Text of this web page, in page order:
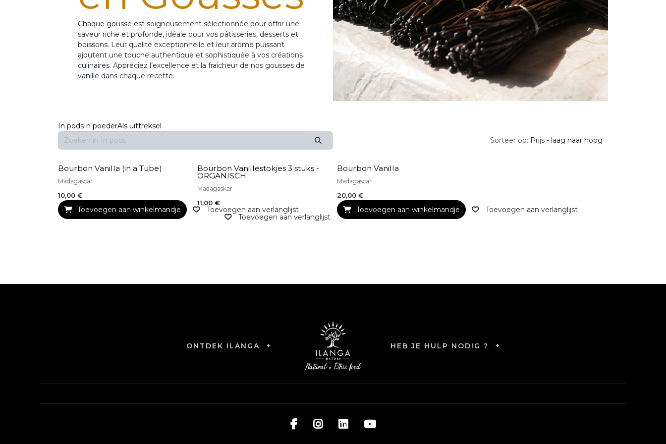
Chaque gousse est soigneusement sélectionnée pour offrir une
saveur riche et profonde, idéale pour vos pâtisseries, desserts et
boissons. Leur qualité exceptionnelle et leur arôme puissant
ajoutent une touche authentique et sophistiquée à vos créations
culinaires. Appréciez l’excellence et la fraîcheur de nos gousses de
vanille dans chaque recette.
In podsIn poederAls uittreksel
Sorteer op: Prijs - laag naar hoog
Bourbon Vanilla (in a Tube)
Madagascar
10,00 €
Toevoegen aan winkelmandje Toevoegen aan verlanglijst
Bourbon Vanillestokjes 3 stuks -
ORGANISCH
Madagaskar
11,00 €
Toevoegen aan verlanglijst
Bourbon Vanilla
Madagascar
20,00€
Toevoegen aan winkelmandje Toevoegen aan verlanglijst
ONTDEK ILANGA + HEB JE HULP NODIG ? +